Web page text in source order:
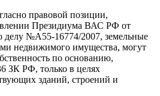
правовой позиции,
Президиума ВАС РФ от
делу №А55-16774/2007, земельные
недвижимого имущества, могут
по основанию,
ЗК РФ, только в целях
зданий, строений и